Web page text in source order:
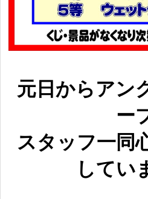
元日からアン
ー
スタッフ一同
してい